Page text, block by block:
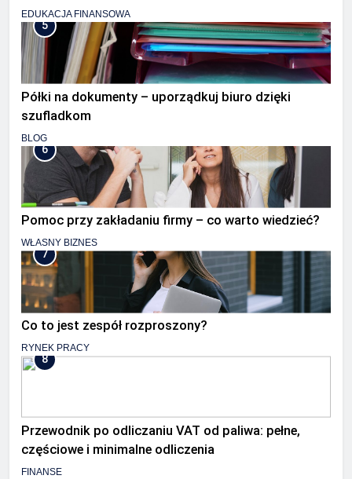
EDUKACJA FINANSOWA
5
Półki na dokumenty – uporządkuj biuro dzięki
szufladkom
BLOG
6
Pomoc przy zakładaniu firmy – co warto wiedzieć?
WŁASNY BIZNES
7
Co to jest zespół rozproszony?
RYNEK PRACY
8
Przewodnik po odliczaniu VAT od paliwa: pełne,
częściowe i minimalne odliczenia
FINANSE